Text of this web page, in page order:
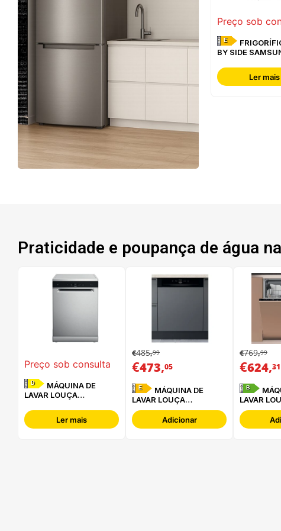
Preço sob
E
BY SIDE
Ler mais
Praticidade e poupança de água
Preço sob consulta
D
LAVAR LOUÇA
3C34 P X
Ler mais
€485,99
€473,05
E
LAVAR LOUÇA
HOTPOINT - HBC
2B+26 BAdicionar
€769,99
€624,31
B
LAVAR